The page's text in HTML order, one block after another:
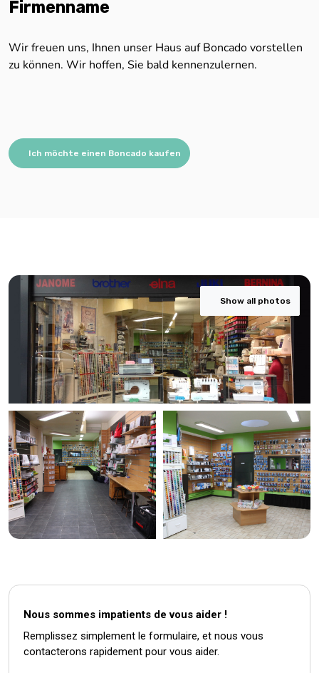
Firmenname
Wir freuen uns, Ihnen unser Haus auf Boncado vorstellen
zu können. Wir hoffen, Sie bald kennenzulernen.
Ich möchte einen Boncado kaufen
Show all photos
Nous sommes impatients de vous aider !
Remplissez simplement le formulaire, et nous vous
contacterons rapidement pour vous aider.